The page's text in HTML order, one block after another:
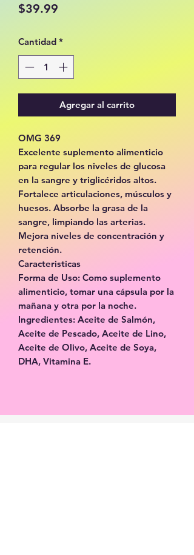
$39.99
Cantidad *
Agregar al carrito
OMG 369
Excelente suplemento alimenticio
para regular los niveles de glucosa
en la sangre y triglicéridos altos.
Fortalece articulaciones, músculos y
huesos. Absorbe la grasa de la
sangre, limpiando las arterias.
Mejora niveles de concentración y
retención.
Caracteristicas
Forma de Uso: Como suplemento
alimenticio, tomar una cápsula por la
mañana y otra por la noche.
Ingredientes: Aceite de Salmón,
Aceite de Pescado, Aceite de Lino,
Aceite de Olivo, Aceite de Soya,
DHA, Vitamina E.